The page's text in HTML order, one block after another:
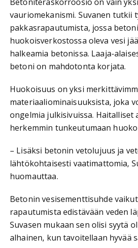
vauriomekanismi. Suvanen tutkii
pakkasrapautumista, jossa
huokoisverkostossa oleva vesi
halkeamia betonissa. Laaja-
betoni on mahdotonta korjata.
Huokoisuus on yksi
materiaaliominaisuuksista, joka
ongelmia julkisivuissa. Haitalliset
herkemmin tunkeutumaan
– Lisäksi betonin vetolujuus ja
lähtökohtaisesti vaatimattomia,
huomauttaa.
Betonin vesisementtisuhde
rapautumista edistävään veden
Suvasen mukaan sen olisi syytä
alhainen, kun tavoitellaan hyvää